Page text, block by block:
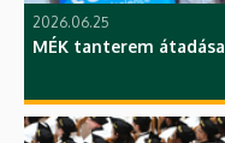
2026.06.25
MÉK tanterem átadása